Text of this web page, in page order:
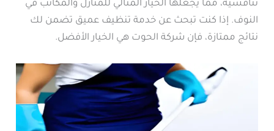
تنافسية، مما يجعلها الخيار المثالي للمنازل والمكاتب في
النوف. إذا كنت تبحث عن خدمة تنظيف عميق تضمن لك
نتائج ممتازة، فإن شركة الحوت هي الخيار الأفضل.